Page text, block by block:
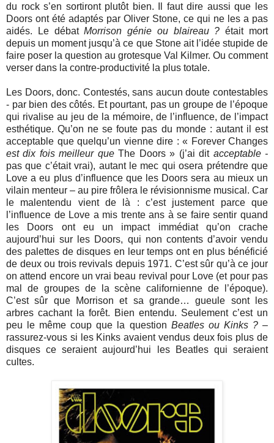
du rock s’en sortiront plutôt bien. Il faut dire aussi que les
Doors ont été adaptés par Oliver Stone, ce qui ne les a pas
aidés. Le débatMorrison génie ou blaireau ? était mort
depuis un moment jusqu’à ce que Stone ait l’idée stupide de
faire poser la question au grotesque Val Kilmer. Ou comment
verser dans la contre-productivité la plus totale.
Les Doors, donc. Contestés, sans aucun doute contestables
- par bien des côtés. Et pourtant, pas un groupe de l’époque
qui rivalise au jeu de la mémoire, de l’influence, de l’impact
esthétique. Qu’on ne se foute pas du monde : autant il est
acceptable que quelqu’un vienne dire : « Forever Changes
est dix fois meilleur queThe Doors » (j’ai dit acceptable -
pas que c’était vrai), autant le mec qui osera prétendre que
Love a eu plus d’influence que les Doors sera au mieux un
vilain menteur – au pire frôlera le révisionnisme musical. Car
le malentendu vient de là : c’est justement parce que
l’influence de Love a mis trente ans à se faire sentir quand
les Doors ont eu un impact immédiat qu’on crache
aujourd’hui sur les Doors, qui non contents d’avoir vendu
des palettes de disques en leur temps ont en plus bénéficié
de deux ou trois revivals depuis 1971. C’est sûr qu’à ce jour
on attend encore un vrai beau revival pour Love (et pour pas
mal de groupes de la scène californienne de l’époque).
C’est sûr que Morrison et sa grande… gueule sont les
arbres cachant la forêt. Bien entendu. Seulement c’est un
peu le même coup que la question Beatles ou Kinks ?–
rassurez-vous si les Kinks avaient vendus deux fois plus de
disques ce seraient aujourd’hui les Beatles qui seraient
cultes.